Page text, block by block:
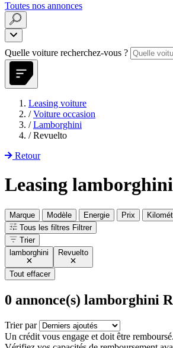
Toutes nos annonces
Quelle voiture recherchez-vous ?
Leasing voiture
/ Voiture occasion
/ Lamborghini
/ Revuelto
Retour
Leasing
Marque Modèle Energie Prix
Tous les filtres Filtrer
Trier
lamborghini
Revuelto
Tout effacer
0 annonce(s) lamborghini
Trier par
Un crédit vous engage et doit être remboursé.